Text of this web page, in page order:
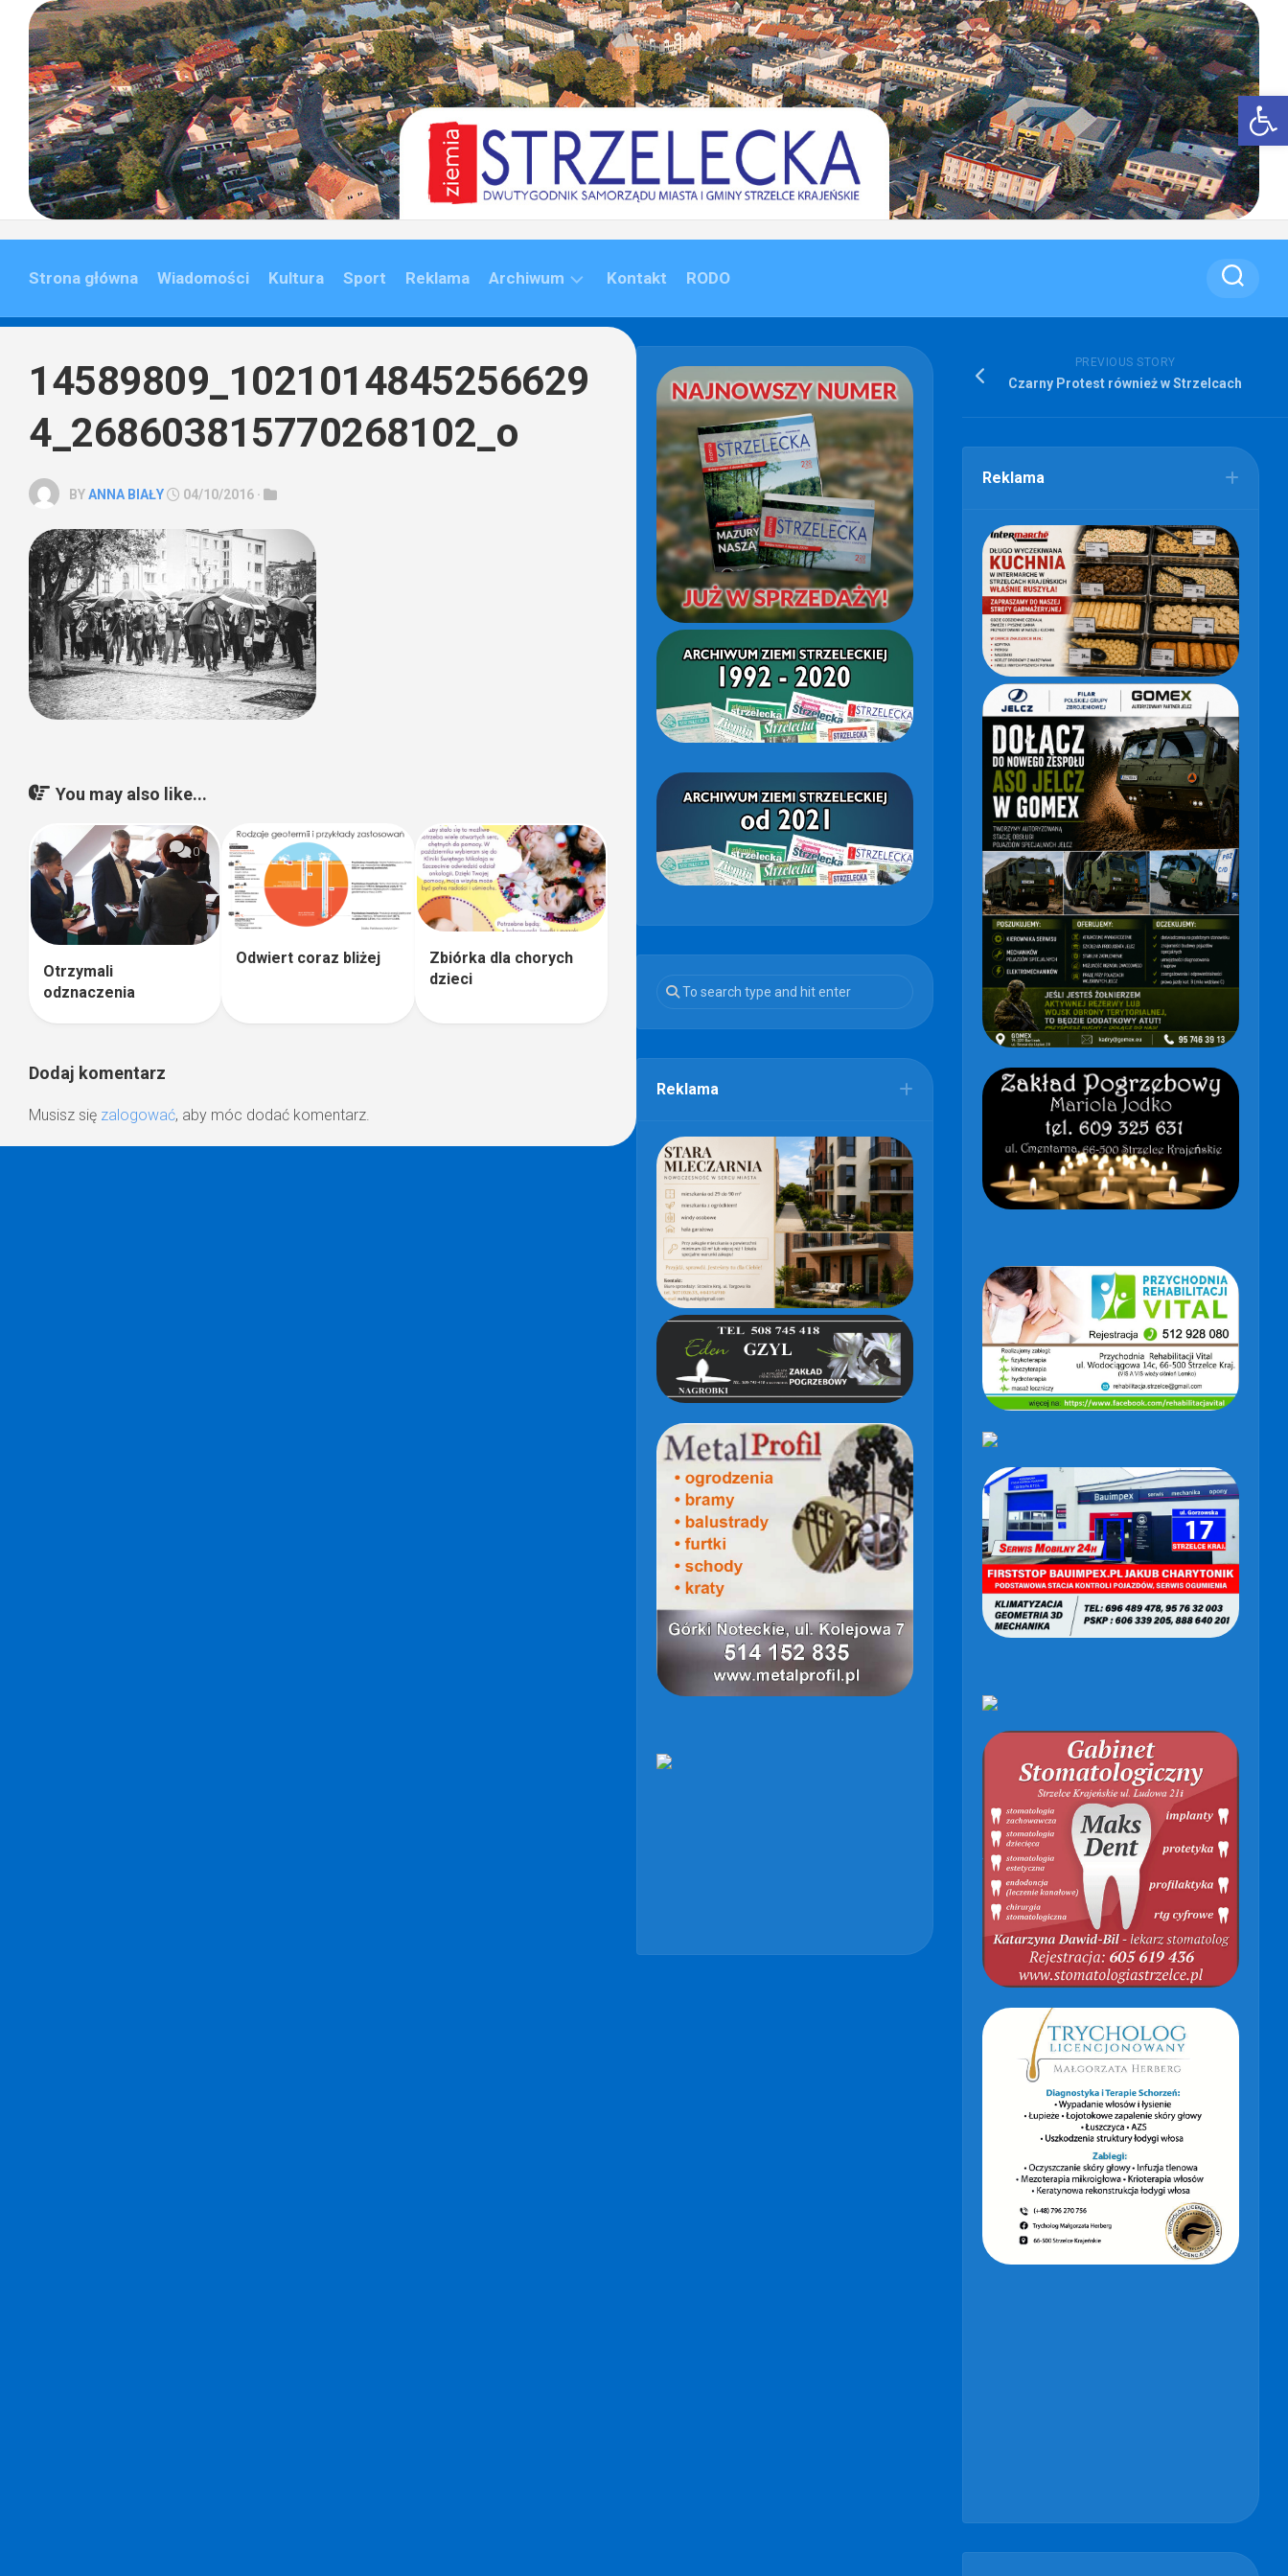
content
Strona główna Wiadomości Kultura Sport Reklama Archiwum
2020)
(OD
Kontakt RODO
14589809_1021014845256629
4_268603815770268102_o
BYANNA BIAŁY 04/10/2016 ·
You may also like...
0
Otrzymali
odznaczenia
Odwiert coraz bliżej
Zbiórka dla chorych
dzieci
Dodaj komentarz
Musisz się zalogować, aby móc dodać komentarz.
PREVIOUS STORY
Czarny Protest również w Strzelcach
Reklama
Reklama